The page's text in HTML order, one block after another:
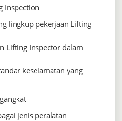
Inspection
lingkup pekerjaan Lifting
Lifting Inspector dalam
keselamatan yang
jenis peralatan